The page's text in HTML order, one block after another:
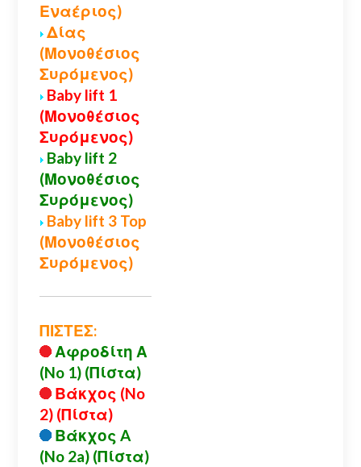
Εναέριος)
Δίας
(Μονοθέσιος
Συρόμενος)
Baby lift 1
(Μονοθέσιος
Συρόμενος)
Baby lift 2
(Μονοθέσιος
Συρόμενος)
Baby lift 3 Top
(Μονοθέσιος
Συρόμενος)
ΠΙΣΤΕΣ:
Αφροδίτη Α
(No 1) (Πίστα)
Βάκχος (No
2) (Πίστα)
Βάκχος A
(No 2a) (Πίστα)